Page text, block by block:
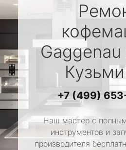
Gaggenau
+7 (499)
Наш мастер с
инструментов и
производителя